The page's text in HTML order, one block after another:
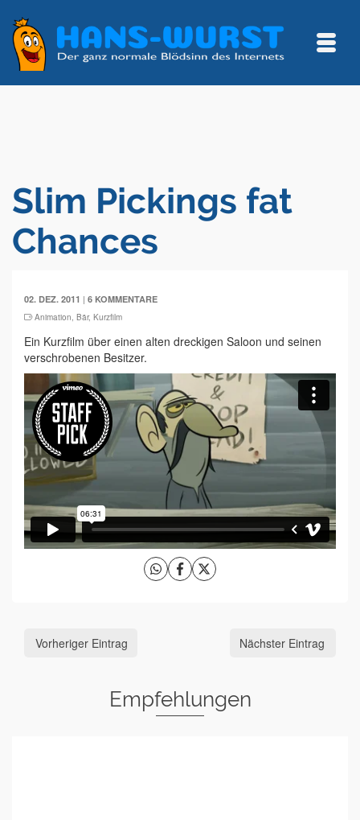
Slim Pickings fat
Chances
02. DEZ. 2011 | 6 KOMMENTARE
Animation, Bär, Kurzfilm
Ein Kurzfilm über einen alten dreckigen Saloon und seinen
verschrobenen Besitzer.
Vorheriger Eintrag Nächster Eintrag
Empfehlungen